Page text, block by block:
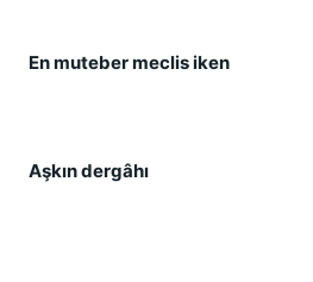
En muteber meclis iken
Aşkın dergâhı